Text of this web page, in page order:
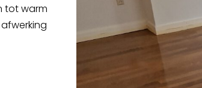
tot warm